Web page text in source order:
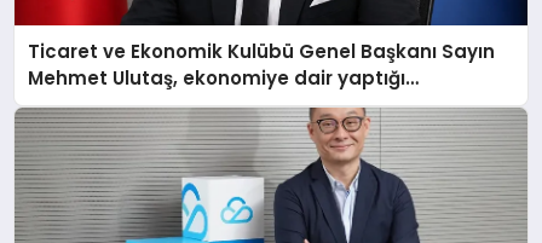
Ticaret ve Ekonomik Kulübü Genel Başkanı Sayın
Mehmet Ulutaş, ekonomiye dair yaptığı
açıklamada şunları kaydetti: